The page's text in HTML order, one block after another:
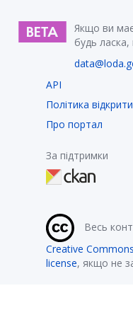
Якщо ви
будь
API
Політика
Про портал
За підтримки
Весь
Creative
license, якщо не